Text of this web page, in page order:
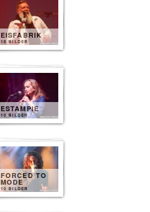
EISFABRIK
10 BILDER
ESTAMPIE
10 BILDER
FORCED TO
MODE
10 BILDER